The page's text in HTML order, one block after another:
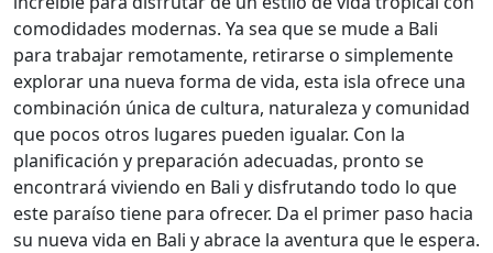
comodidades modernas. Ya sea que se mude a Bali
para trabajar remotamente, retirarse o simplemente
explorar una nueva forma de vida, esta isla ofrece una
combinación única de cultura, naturaleza y comunidad
que pocos otros lugares pueden igualar. Con la
planificación y preparación adecuadas, pronto se
encontrará viviendo en Bali y disfrutando todo lo que
este paraíso tiene para ofrecer. Da el primer paso hacia
su nueva vida en Bali y abrace la aventura que le espera.